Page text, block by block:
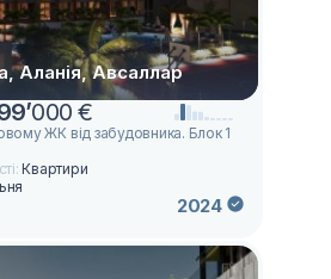
Аланія, Авсаллар
’000 €
ЖК від забудовника. Блок 1
Квартири
2024